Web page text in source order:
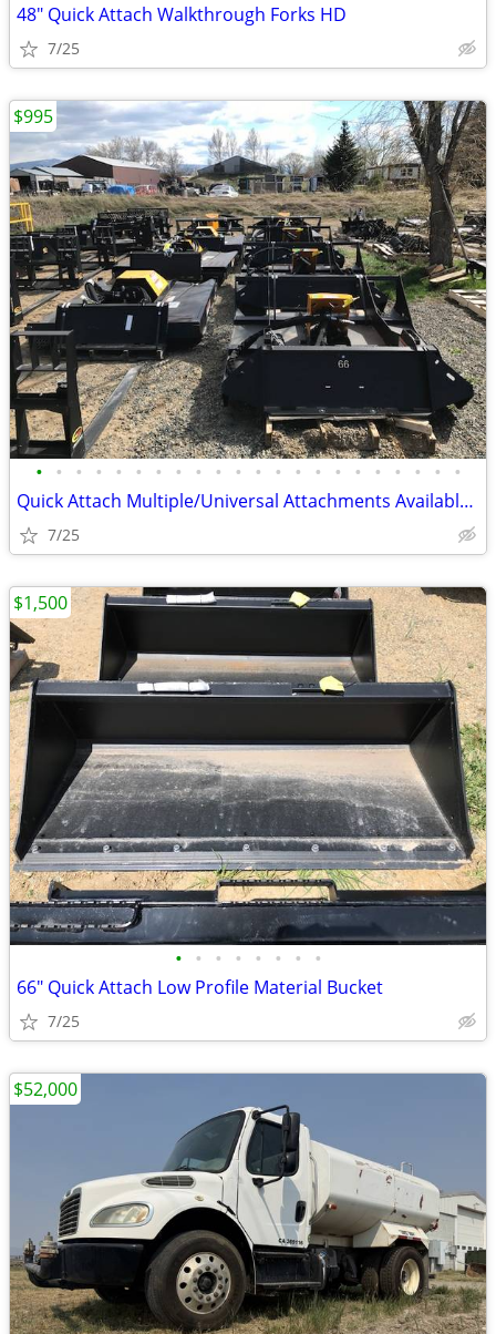
48" Quick Attach Walkthrough Forks HD
7/25
• • • • • • • • • • • • • • • • • • • • • •
Quick Attach Multiple/Universal Attachments Available Starting at
7/25
$995
• • • • • • • •
66" Quick Attach Low Profile Material Bucket
7/25
$1,500
$52,000